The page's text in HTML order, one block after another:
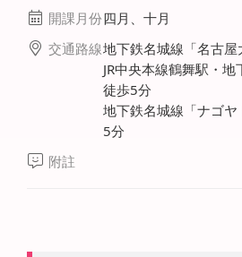
開課月份四月、十月
交通路線地下鉄名城線「名古
JR中央本線鶴舞駅・地
徒歩5分
地下鉄名城線「ナゴ
5分
附註